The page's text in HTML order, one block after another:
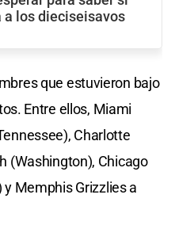
los dieciseisavos
que estuvieron bajo
Entre ellos, Miami
Charlotte
(Washington), Chicago
y Memphis Grizzlies a